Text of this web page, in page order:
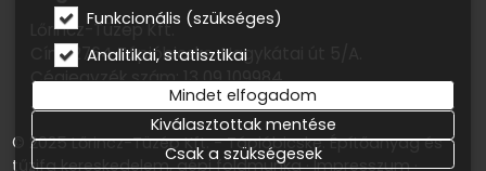
Lőrincz-Tüzép Kft.
Cím: 2764 Tápióbicske, Nagykátai út 5/A.
Cégjegyzék szám: 13 09 109984
Adószám: 13819138-2-13
© 2025 Lőrincz-Tüzép Kft. - Tápióbicske. Építőanyag és
tűzifa kereskedelem, gépi földmunka Impresszum
Funkcionális (szükséges)
Analitikai, statisztikai
Mindet elfogadom
Kiválasztottak mentése
Csak a szükségesek